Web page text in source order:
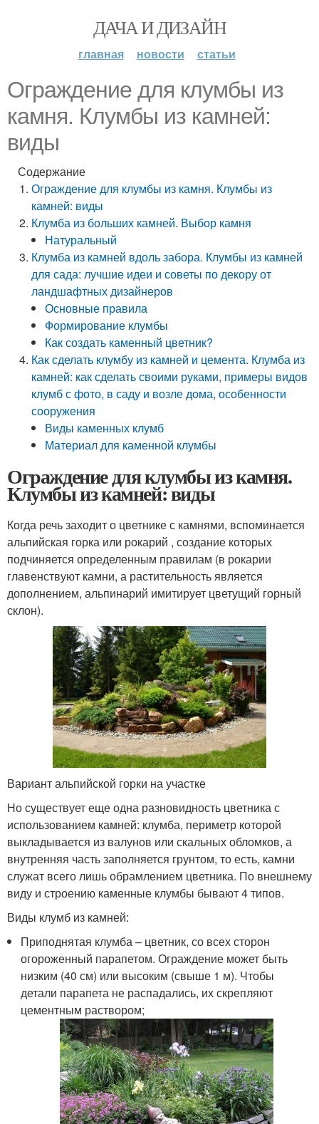
ДАЧА И ДИЗАЙН
главная новости статьи
Ограждение для клумбы из
камня. Клумбы из камней:
виды
Содержание
Ограждение для клумбы из камня. Клумбы из
камней: виды
Клумба из больших камней. Выбор камня
Натуральный
Клумба из камней вдоль забора. Клумбы из камней
для сада: лучшие идеи и советы по декору от
ландшафтных дизайнеров
Основные правила
Формирование клумбы
Как создать каменный цветник?
Как сделать клумбу из камней и цемента. Клумба из
камней: как сделать своими руками, примеры видов
клумб с фото, в саду и возле дома, особенности
сооружения
Виды каменных клумб
Материал для каменной клумбы
Ограждение для клумбы из камня.
Клумбы из камней: виды
Когда речь заходит о цветнике с камнями, вспоминается
альпийская горка или рокарий , создание которых
подчиняется определенным правилам (в рокарии
главенствуют камни, а растительность является
дополнением, альпинарий имитирует цветущий горный
склон).
Вариант альпийской горки на участке
Но существует еще одна разновидность цветника с
использованием камней: клумба, периметр которой
выкладывается из валунов или скальных обломков, а
внутренняя часть заполняется грунтом, то есть, камни
служат всего лишь обрамлением цветника. По внешнему
виду и строению каменные клумбы бывают 4 типов.
Виды клумб из камней:
Приподнятая клумба – цветник, со всех сторон
огороженный парапетом. Ограждение может быть
низким (40 см) или высоким (свыше 1 м). Чтобы
детали парапета не распадались, их скрепляют
цементным раствором;